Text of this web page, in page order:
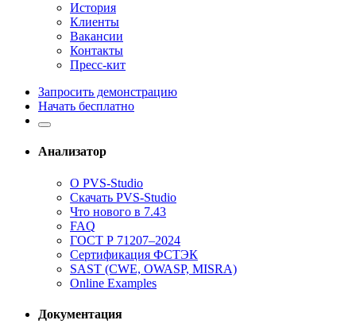
История
Клиенты
Вакансии
Контакты
Пресс-кит
Запросить демонстрацию
Начать бесплатно
Анализатор
О PVS-Studio
Скачать PVS-Studio
Что нового в 7.43
FAQ
ГОСТ Р 71207–2024
Сертификация ФСТЭК
SAST (CWE, OWASP, MISRA)
Online Examples
Документация